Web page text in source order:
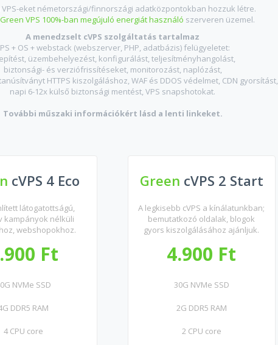
VPS-eket németországi/finnországi adatközpontokban hozzuk létre.
Green VPS 100%-ban megújuló energiát használó szerveren üzemel.
A menedzselt cVPS szolgáltatás tartalmaz
+ OS + webstack (webszerver, PHP, adatbázis) felügyeletet:
üzembehelyezést, konfigurálást, teljesítményhangolást,
biztonsági- és verziófrissítéseket, monitorozást, naplózást,
HTTPS kiszolgáláshoz, WAF és DDOS védelmet, CDN gyorsítást,
napi 6-12x külső biztonsági mentést, VPS snapshotokat.
További műszaki információkért lásd a lenti linkeket.
cVPS 4 Eco
látogatottságú,
kampányok nélküli
webshopokhoz.
Ft
NVMe SSD
DDR5 RAM
4 CPU core
Green cVPS 2 Start
A legkisebb cVPS a kínálatunkban;
bemutatkozó oldalak, blogok
gyors kiszolgálásához ajánljuk.
4.900 Ft
30G NVMe SSD
2G DDR5 RAM
2 CPU core